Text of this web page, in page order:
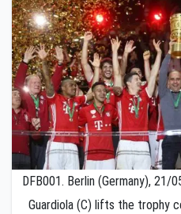
DFB001. Berlin (Germany),
Guardiola (C) lifts the trophy